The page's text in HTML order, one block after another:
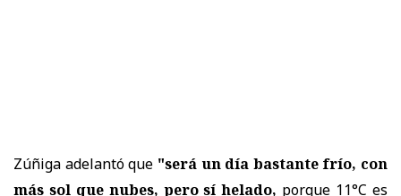
Zúñiga adelantó que "será un día bastante frío, con
más sol que nubes, pero sí helado, porque 11°C es